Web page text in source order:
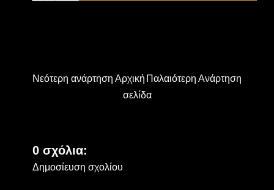
Νεότερη ανάρτηση Παλαιότερη Ανάρτηση
Αρχική
σελίδα
0 σχόλια:
Δημοσίευση σχολίου